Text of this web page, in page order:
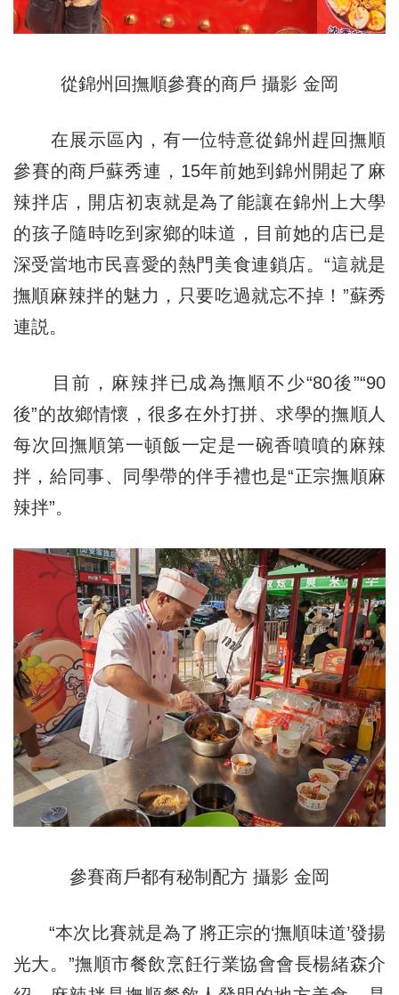
從錦州回撫順參賽的商戶 攝影 金岡
在展示區內，有一位特意從錦州趕回撫順
參賽的商戶蘇秀連，15年前她到錦州開起了麻
辣拌店，開店初衷就是為了能讓在錦州上大學
的孩子隨時吃到家鄉的味道，目前她的店已是
深受當地市民喜愛的熱門美食連鎖店。“這就是
撫順麻辣拌的魅力，只要吃過就忘不掉！”蘇秀
連説。
目前，麻辣拌已成為撫順不少“80後”“90
後”的故鄉情懷，很多在外打拼、求學的撫順人
每次回撫順第一頓飯一定是一碗香噴噴的麻辣
拌，給同事、同學帶的伴手禮也是“正宗撫順麻
辣拌”。
參賽商戶都有秘制配方 攝影 金岡
“本次比賽就是為了將正宗的‘撫順味道’發揚
光大。”撫順市餐飲烹飪行業協會會長楊緒森介